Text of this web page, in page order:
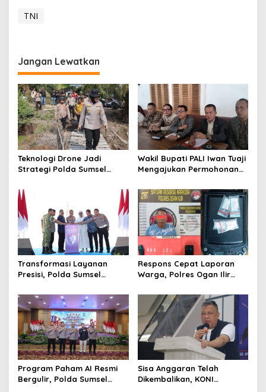
TNI
Jangan Lewatkan
Teknologi Drone Jadi
Strategi Polda Sumsel
Wilayah Rawan Ogan Ilir
Wakil Bupati PALI Iwan Tuaji
Mengajukan Permohonan
Transformasi Layanan
Presisi, Polda Sumsel
Standar Baru Bebas Pungli
Respons Cepat Laporan
Warga, Polres Ogan Ilir
Pemulutan Selatan
Program Paham AI Resmi
Bergulir, Polda Sumsel
Sisa Anggaran Telah
Dikembalikan, KONI